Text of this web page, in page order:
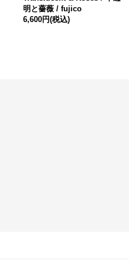
明と薔薇 / fujico
6,600円(税込)